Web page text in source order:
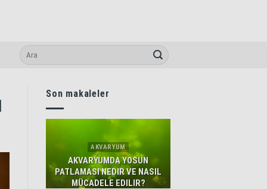
Son makaleler
AKVARYUM
AKVARYUMDA YOSUN
PATLAMASI NEDIR VE NASIL
MÜCADELE EDILIR?